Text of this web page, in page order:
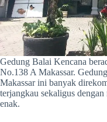
Gedung Balai Kencana
No.138 A Makassar.
Makassar ini banyak
terjangkau sekaligus dengan
enak.